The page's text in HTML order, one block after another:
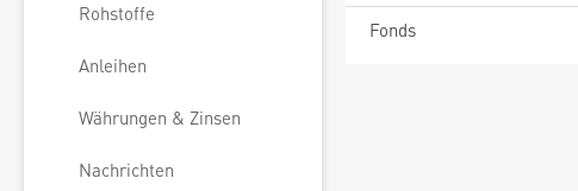
Rohstoffe
Anleihen
Währungen & Zinsen
Nachrichten
Fonds